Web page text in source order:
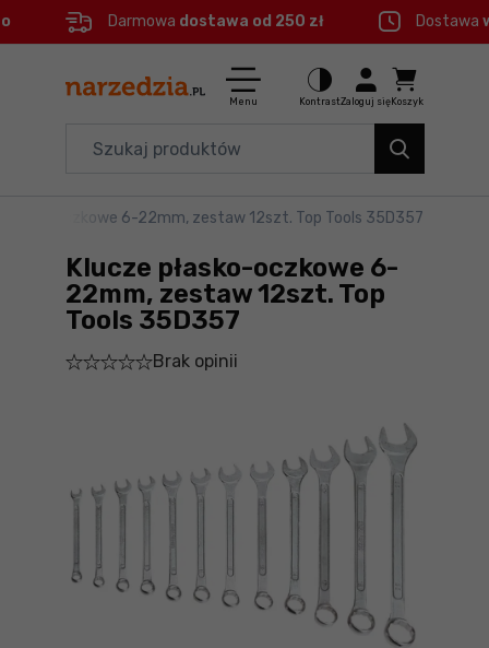
Menu główne
Informacje o produkcie
Do koszyka
Szczegółowe informacje
Darmowa dostawa od 250 zł Dostawa
Menu KontrastZaloguj się Koszyk
Elektronarzędzia
Akcesoria
oczkowe 6-22mm, zestaw 12szt. Top Tools 35D357
Klucze płasko-oczkowe 6-
22mm, zestaw 12szt. Top
Tools 35D357
Brak opinii